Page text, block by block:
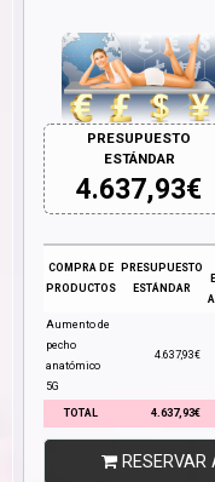
PRESUPUESTO
ESTÁNDAR
4.637,93€
COMPRA DE
PRODUCTOS
PRESUPUESTO
ESTÁNDAR
Aumento de
pecho
anatómico
5G
4.637,93€
TOTAL 4.637,93€